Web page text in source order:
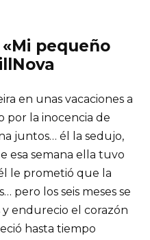
pequeño
en unas vacaciones a
por la inocencia de
juntos… él la sedujo,
esa semana ella tuvo
le prometió que la
pero los seis meses se
endurecio el corazón
hasta tiempo